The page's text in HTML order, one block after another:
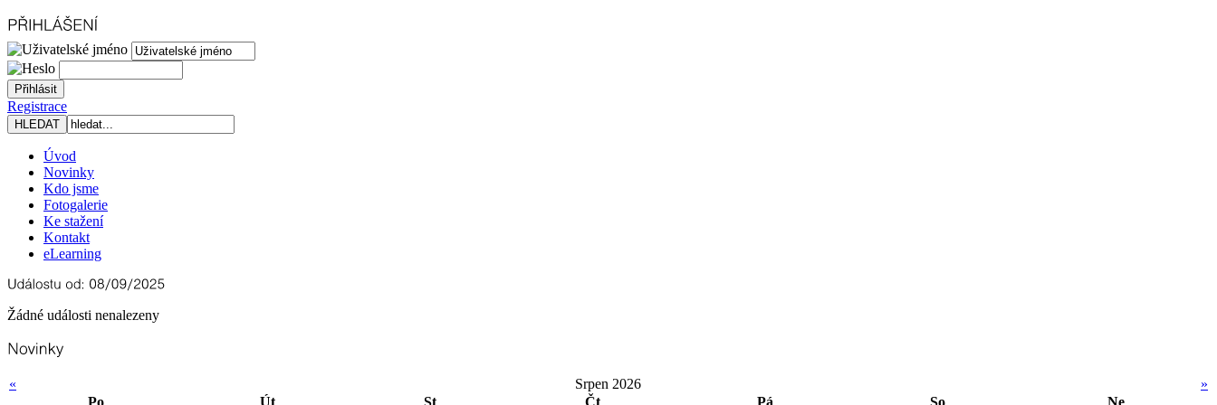
Registrace
Úvod
Novinky
Kdo jsme
Fotogalerie
Ke stažení
Kontakt
eLearning
Žádné události nenalezeny
« Srpen 2026
»